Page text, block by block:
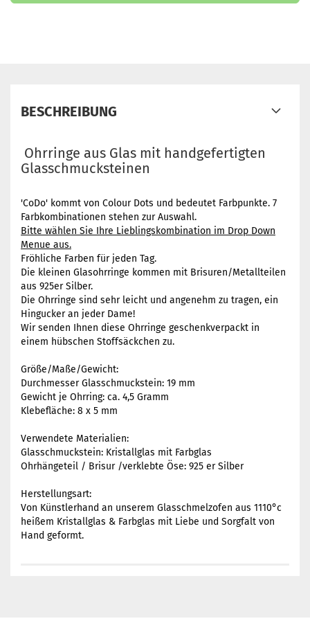
BESCHREIBUNG
Ohrringe aus Glas mit handgefertigten
Glasschmucksteinen
'CoDo' kommt von Colour Dots und bedeutet Farbpunkte. 7
Farbkombinationen stehen zur Auswahl.
Bitte wählen Sie Ihre Lieblingskombination im Drop Down
Menue aus.
Fröhliche Farben für jeden Tag.
Die kleinen Glasohrringe kommen mit Brisuren/Metallteilen
aus 925er Silber.
Die Ohrringe sind sehr leicht und angenehm zu tragen, ein
Hingucker an jeder Dame!
Wir senden Ihnen diese Ohrringe geschenkverpackt in
einem hübschen Stoffsäckchen zu.
Größe/Maße/Gewicht:
Durchmesser Glasschmuckstein: 19 mm
Gewicht je Ohrring: ca. 4,5 Gramm
Klebefläche: 8 x 5 mm
Verwendete Materialien:
Glasschmuckstein: Kristallglas mit Farbglas
Ohrhängeteil / Brisur /verklebte Öse: 925 er Silber
Herstellungsart:
Von Künstlerhand an unserem Glasschmelzofen aus 1110°c
heißem Kristallglas & Farbglas mit Liebe und Sorgfalt von
Hand geformt.